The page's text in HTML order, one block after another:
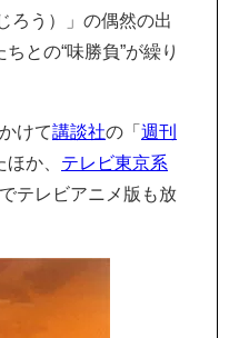
ろう）」の偶然の出
との“味勝負”が繰り
けて講談社の「 週刊
か、 テレビ東京系
テレビアニメ版も放